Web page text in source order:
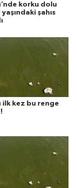
korku dolu
şahıs
ilk kez bu renge